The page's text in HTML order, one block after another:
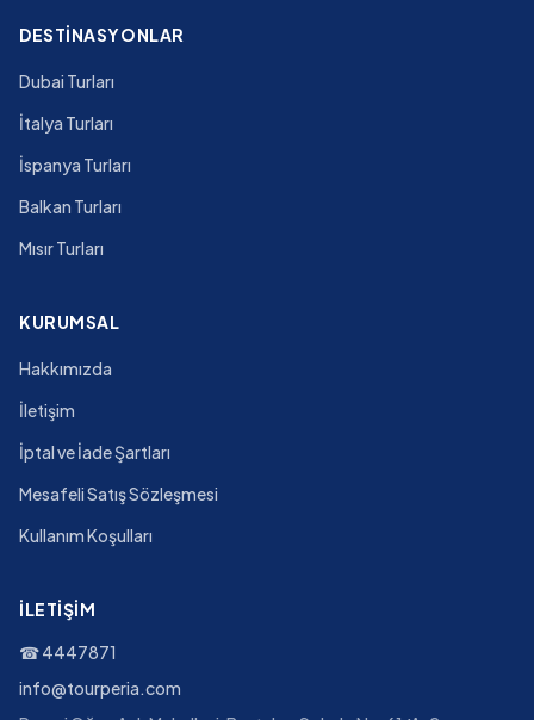
DESTINASYONLAR
Dubai Turları
İtalya Turları
İspanya Turları
Balkan Turları
Mısır Turları
KURUMSAL
Hakkımızda
İletişim
İptal ve İade Şartları
Mesafeli Satış Sözleşmesi
Kullanım Koşulları
İLETIŞIM
☎4447871
info@tourperia.com